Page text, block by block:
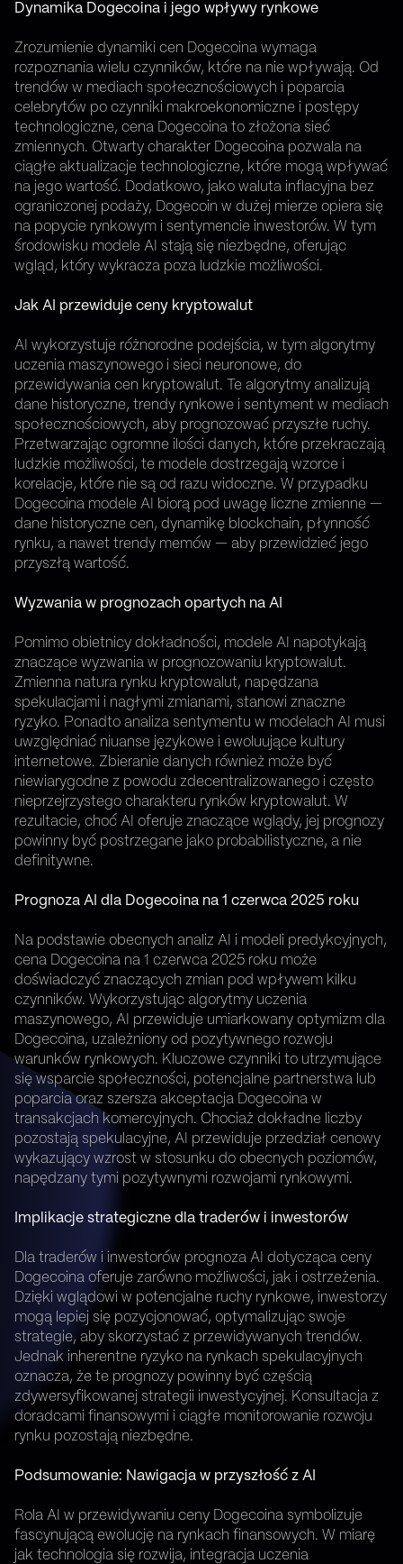
Dynamika Dogecoina i jego wpływy rynkowe
Zrozumienie dynamiki cen Dogecoina wymaga
rozpoznania wielu czynników, które na nie wpływają. Od
trendów w mediach społecznościowych i poparcia
celebrytów po czynniki makroekonomiczne i postępy
technologiczne, cena Dogecoina to złożona sieć
zmiennych. Otwarty charakter Dogecoina pozwala na
ciągłe aktualizacje technologiczne, które mogą wpływać
na jego wartość. Dodatkowo, jako waluta inflacyjna bez
ograniczonej podaży, Dogecoin w dużej mierze opiera się
na popycie rynkowym i sentymencie inwestorów. W tym
środowisku modele AI stają się niezbędne, oferując
wgląd, który wykracza poza ludzkie możliwości.
Jak AI przewiduje ceny kryptowalut
AI wykorzystuje różnorodne podejścia, w tym algorytmy
uczenia maszynowego i sieci neuronowe, do
przewidywania cen kryptowalut. Te algorytmy analizują
dane historyczne, trendy rynkowe i sentyment w mediach
społecznościowych, aby prognozować przyszłe ruchy.
Przetwarzając ogromne ilości danych, które przekraczają
ludzkie możliwości, te modele dostrzegają wzorce i
korelacje, które nie są od razu widoczne. W przypadku
Dogecoina modele AI biorą pod uwagę liczne zmienne —
dane historyczne cen, dynamikę blockchain, płynność
rynku, a nawet trendy memów — aby przewidzieć jego
przyszłą wartość.
Wyzwania w prognozach opartych na AI
Pomimo obietnicy dokładności, modele AI napotykają
znaczące wyzwania w prognozowaniu kryptowalut.
Zmienna natura rynku kryptowalut, napędzana
spekulacjami i nagłymi zmianami, stanowi znaczne
ryzyko. Ponadto analiza sentymentu w modelach AI musi
uwzględniać niuanse językowe i ewoluujące kultury
internetowe. Zbieranie danych również może być
niewiarygodne z powodu zdecentralizowanego i często
nieprzejrzystego charakteru rynków kryptowalut. W
rezultacie, choć AI oferuje znaczące wglądy, jej prognozy
powinny być postrzegane jako probabilistyczne, a nie
definitywne.
Prognoza AI dla Dogecoina na 1 czerwca 2025 roku
Na podstawie obecnych analiz AI i modeli predykcyjnych,
cena Dogecoina na 1 czerwca 2025 roku może
doświadczyć znaczących zmian pod wpływem kilku
czynników. Wykorzystując algorytmy uczenia
maszynowego, AI przewiduje umiarkowany optymizm dla
Dogecoina, uzależniony od pozytywnego rozwoju
warunków rynkowych. Kluczowe czynniki to utrzymujące
się wsparcie społeczności, potencjalne partnerstwa lub
poparcia oraz szersza akceptacja Dogecoina w
transakcjach komercyjnych. Chociaż dokładne liczby
pozostają spekulacyjne, AI przewiduje przedział cenowy
wykazujący wzrost w stosunku do obecnych poziomów,
napędzany tymi pozytywnymi rozwojami rynkowymi.
Implikacje strategiczne dla traderów i inwestorów
Dla traderów i inwestorów prognoza AI dotycząca ceny
Dogecoina oferuje zarówno możliwości, jak i ostrzeżenia.
Dzięki wglądowi w potencjalne ruchy rynkowe, inwestorzy
mogą lepiej się pozycjonować, optymalizując swoje
strategie, aby skorzystać z przewidywanych trendów.
Jednak inherentne ryzyko na rynkach spekulacyjnych
oznacza, że te prognozy powinny być częścią
zdywersyfikowanej strategii inwestycyjnej. Konsultacja z
doradcami finansowymi i ciągłe monitorowanie rozwoju
rynku pozostają niezbędne.
Podsumowanie: Nawigacja w przyszłość z AI
Rola AI w przewidywaniu ceny Dogecoina symbolizuje
fascynującą ewolucję na rynkach finansowych. W miarę
jak technologia się rozwija, integracja uczenia